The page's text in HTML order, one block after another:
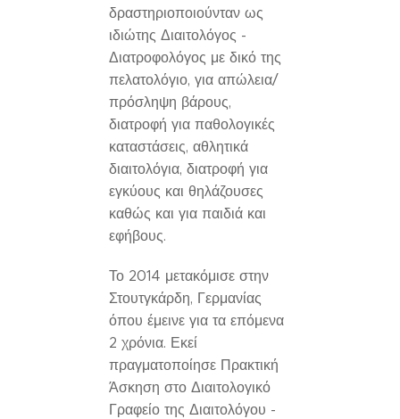
δραστηριοποιούνταν ως
ιδιώτης Διαιτολόγος -
Διατροφολόγος με δικό της
πελατολόγιο, για απώλεια/
πρόσληψη βάρους,
διατροφή για παθολογικές
καταστάσεις, αθλητικά
διαιτολόγια, διατροφή για
εγκύους και θηλάζουσες
καθώς και για παιδιά και
εφήβους.
Το 2014 μετακόμισε στην
Στουτγκάρδη, Γερμανίας
όπου έμεινε για τα επόμενα
2 χρόνια. Εκεί
πραγματοποίησε Πρακτική
Άσκηση στο Διαιτολογικό
Γραφείο της Διαιτολόγου -